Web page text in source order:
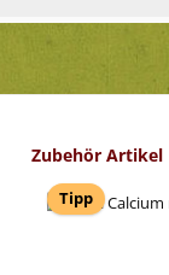
Produktgalerie
Zubehör Artikel
Tipp